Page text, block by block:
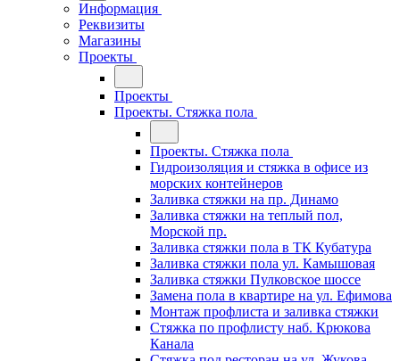
Информация
Реквизиты
Магазины
Проекты
Проекты
Проекты. Стяжка пола
Проекты. Стяжка пола
Гидроизоляция и стяжка в офисе из
морских контейнеров
Заливка стяжки на пр. Динамо
Заливка стяжки на теплый пол,
Морской пр.
Заливка стяжки пола в ТК Кубатура
Заливка стяжки пола ул. Камышовая
Заливка стяжки Пулковское шоссе
Замена пола в квартире на ул. Ефимова
Монтаж профлиста и заливка стяжки
Стяжка по профлисту наб. Крюкова
Канала